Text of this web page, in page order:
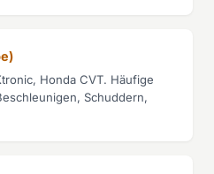
Honda CVT. Häufige
Schuddern,